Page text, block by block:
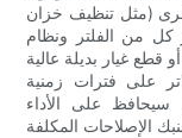
(مثل تنظيف خزان
من الفلتر ونظام
غيار بديلة عالية
على فترات زمنية
سيحافظ على الأداء